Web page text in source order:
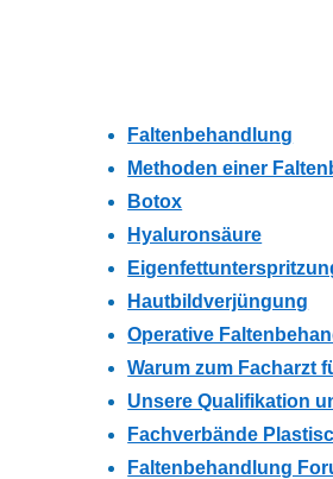
Faltenbehandlung
Methoden einer
Botox
Hyaluronsäure
Hautbildverjüngung
Operative
Warum zum Facharzt
Unsere Qualifikation
Fachverbände
Faltenbehandlung